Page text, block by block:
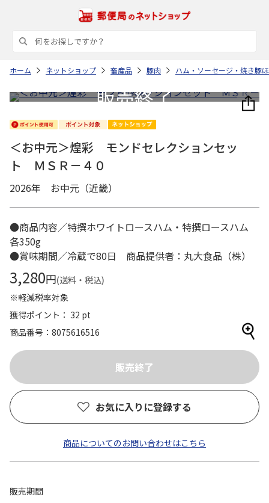
ホーム ネットショップ 畜産品 豚肉 ハム・ソーセージ・焼き豚
＜お中元＞煌彩 モンドセレクションセッ
ト ＭＳＲ－４０
2026年 お中元（近畿）
●商品内容／特撰ホワイトロースハム・特撰ロースハム
各350g
●賞味期間／冷蔵で80日 商品提供者：丸大食品（株）
3,280円(送料・税込)
※軽減税率対象
獲得ポイント： 32 pt
商品番号
8075616516
お気に入りに登録する
商品についてのお問い合わせはこちら
販売期間